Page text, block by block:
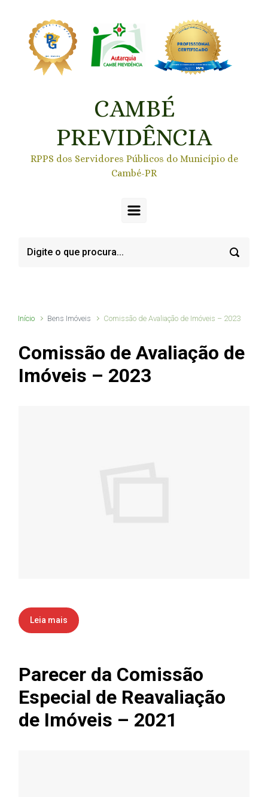
CAMBÉ
PREVIDÊNCIA
RPPS dos Servidores Públicos do Município de
Cambé-PR
Início Bens Imóveis Comissão de Avaliação de Imóveis – 2023
Comissão de Avaliação de
Imóveis – 2023
Leia mais
Parecer da Comissão
Especial de Reavaliação
de Imóveis – 2021